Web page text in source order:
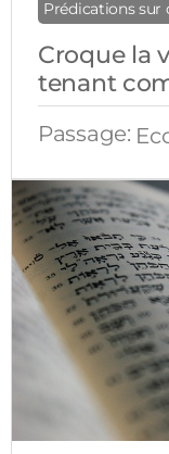
Prédications sur
Croque la
tenant
Passage: